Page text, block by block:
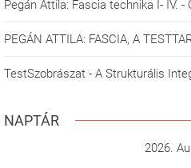
Pegán Attila: Fascia technika I- IV. -
PEGÁN ATTILA: FASCIA, A
TestSzobrászat - A Strukturális
NAPTÁR
2026.